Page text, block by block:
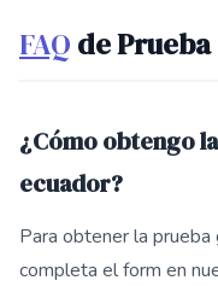
FAQ de
¿Cómo obtengo
ecuador?
Para obtener la
completa el form en